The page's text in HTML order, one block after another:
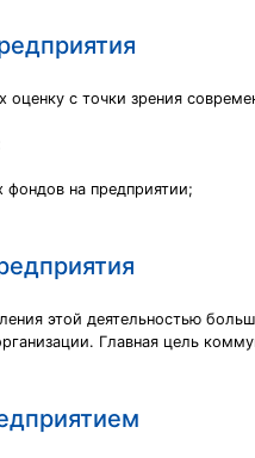
с точки зрения
фондов на предприятии;
этой деятельностью
Главная цель